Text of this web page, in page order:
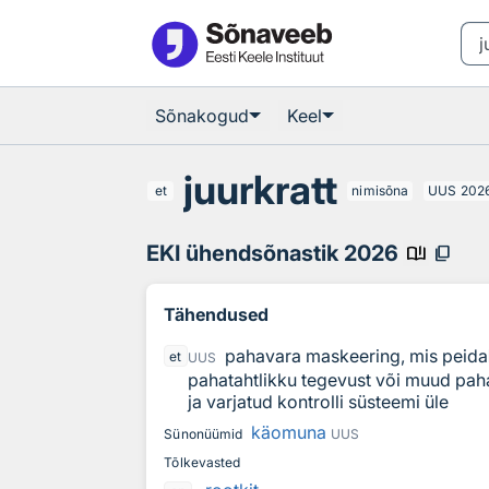
Sõnakogud Keel
et juurkratt nimisõna UUS
EKI ühendsõnastik 2026 book_ribbon content_copy
Tähendused
et UUS
pahavara maskeering, mis
pahatahtlikku tegevust või muud
ja varjatud kontrolli süsteemi üle
Sünonüümid käomuna UUS
Tõlkevasted